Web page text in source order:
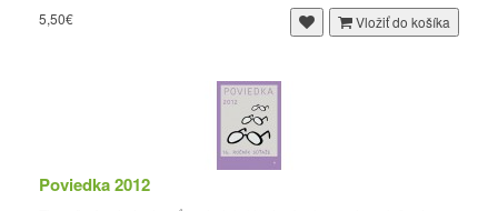
5,50€ Vložiť do košíka
Poviedka 2012